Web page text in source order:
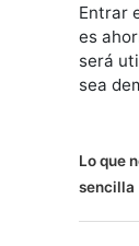
Entrar
es
será
sea
N
a
Lo que
sencilla